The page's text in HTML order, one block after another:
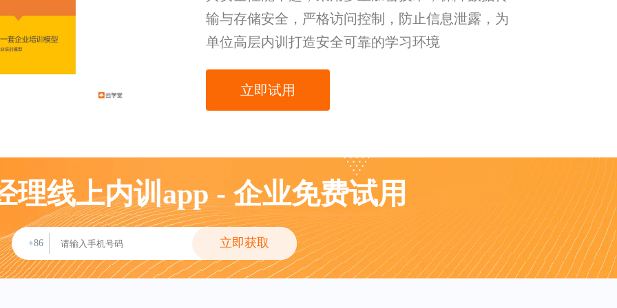
输与存储安全，严格访问控制，防止信息泄露，为
单位高层内训打造安全可靠的学习环境
立即试用
理线上内训app - 企业免费试用
+86 立即获取